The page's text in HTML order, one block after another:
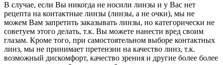
В случае, если Вы никогда не носили линзы и у Вас нет
рецепта на контактные линзы (линзы, а не очки), мы не
можем Вам запретить заказывать линзы, но категорически не
советуем этого делать, т.к. Вы можете нанести вред своим
глазам. Кроме того, при самостоятельном выборе контактных
линз, мы не принимает претензии на качество линз, т.к.
возможный дискомфорт, качество зрения и другие более более